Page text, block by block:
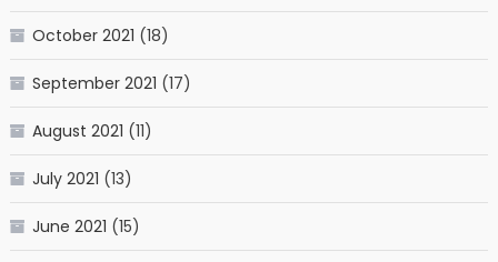
October 2021 (18)
September 2021 (17)
August 2021 (11)
July 2021 (13)
June 2021 (15)